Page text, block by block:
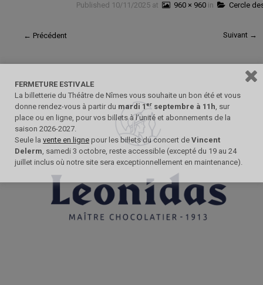
Published 10/11/2025at 960 × 960in Cercle
← Précédent Suivant →
FERMETURE ESTIVALE
La billetterie du Théâtre de Nîmes vous souhaite un bon été et vous
donne rendez-vous à partir du mardi 1er septembre à 11h , sur
place ou en ligne, pour vos billets à l’unité et abonnements de la
saison 2026-2027.
Seule la vente en ligne pour les billets du concert de Vincent
Delerm , samedi 3 octobre, reste accessible (excepté du 19 au 24
juillet inclus où notre site sera exceptionnellement en maintenance).